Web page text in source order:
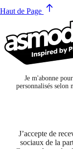
Haut de Page
Je m'abonne
personnalisés selon
J’accepte de
sociaux de la